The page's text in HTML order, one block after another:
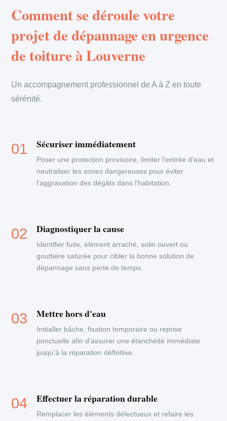
Comment se déroule votre
projet de dépannage en urgence
de toiture à Louverne
Un accompagnement professionnel de A à Z en toute
sérénité.
Sécuriser immédiatement
Poser une protection provisoire, limiter l'entrée d'eau et
neutraliser les zones dangereuses pour éviter
l'aggravation des dégâts dans l'habitation.
Diagnostiquer la cause
Identifier fuite, élément arraché, solin ouvert ou
gouttière saturée pour cibler la bonne solution de
dépannage sans perte de temps.
Mettre hors d'eau
Installer bâche, fixation temporaire ou reprise
ponctuelle afin d'assurer une étanchéité immédiate
jusqu'à la réparation définitive.
Effectuer la réparation durable
Remplacer les éléments défectueux et refaire les